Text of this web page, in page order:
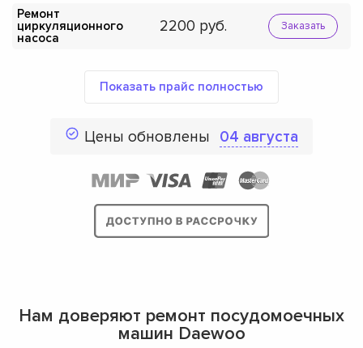
Ремонт
циркуляционного
насоса
2200 Заказать
Показать прайс полностью
Цены обновлены 04 августа
Нам доверяют ремонт посудомоечных
машин Daewoo